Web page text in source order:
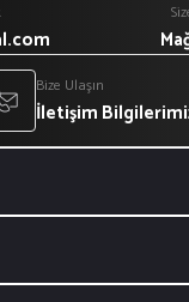
Bize Ulaşın
İletişim